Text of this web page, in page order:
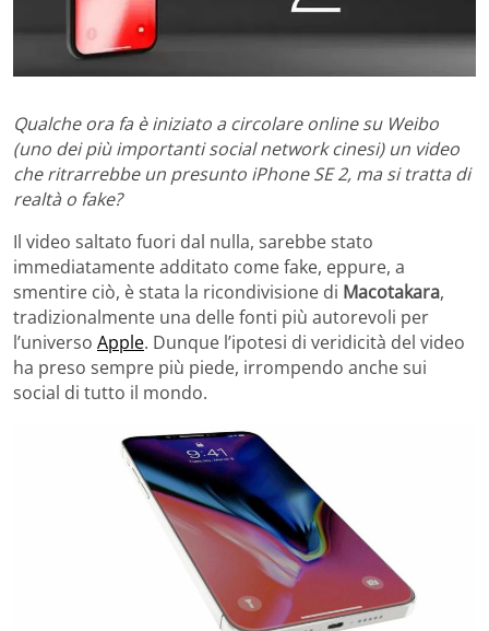
Qualche ora fa è iniziato a circolare online su Weibo
(uno dei più importanti social network cinesi) un video
che ritrarrebbe un presunto iPhone SE 2, ma si tratta di
realtà o fake?
Il video saltato fuori dal nulla, sarebbe stato
immediatamente additato come fake, eppure, a
smentire ciò, è stata la ricondivisione di Macotakara,
tradizionalmente una delle fonti più autorevoli per
l’universo Apple. Dunque l’ipotesi di veridicità del video
ha preso sempre più piede, irrompendo anche sui
social di tutto il mondo.